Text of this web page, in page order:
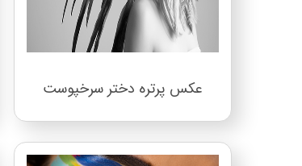
عکس پرتره دختر سرخپوست